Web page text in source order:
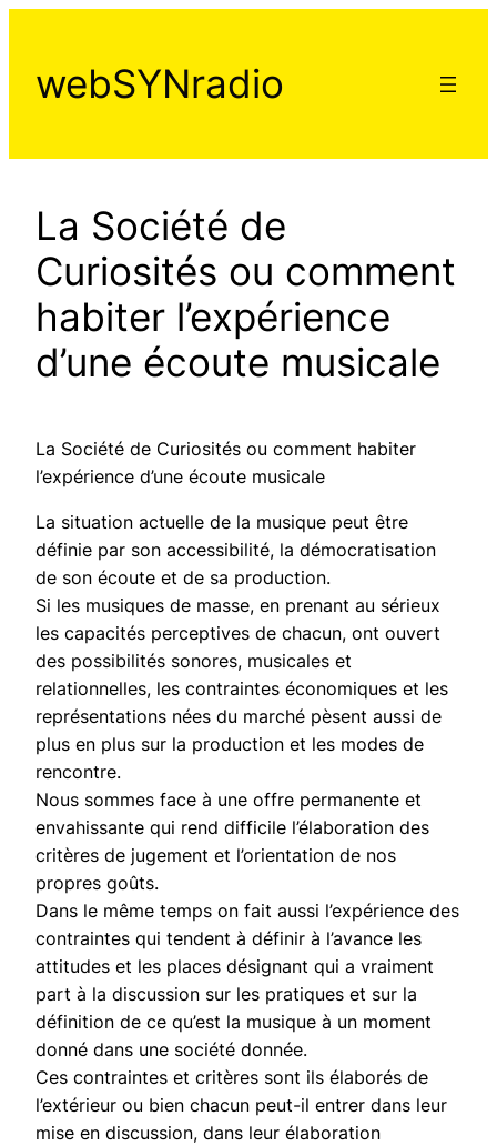
contenu
webSYNradio
La Société de
Curiosités ou comment
habiter l’expérience
d’une écoute musicale
La Société de Curiosités ou comment habiter
l’expérience d’une écoute musicale
La situation actuelle de la musique peut être
définie par son accessibilité, la démocratisation
de son écoute et de sa production.
Si les musiques de masse, en prenant au sérieux
les capacités perceptives de chacun, ont ouvert
des possibilités sonores, musicales et
relationnelles, les contraintes économiques et les
représentations nées du marché pèsent aussi de
plus en plus sur la production et les modes de
rencontre.
Nous sommes face à une offre permanente et
envahissante qui rend difficile l’élaboration des
critères de jugement et l’orientation de nos
propres goûts.
Dans le même temps on fait aussi l’expérience des
contraintes qui tendent à définir à l’avance les
attitudes et les places désignant qui a vraiment
part à la discussion sur les pratiques et sur la
définition de ce qu’est la musique à un moment
donné dans une société donnée.
Ces contraintes et critères sont ils élaborés de
l’extérieur ou bien chacun peut-il entrer dans leur
mise en discussion, dans leur élaboration